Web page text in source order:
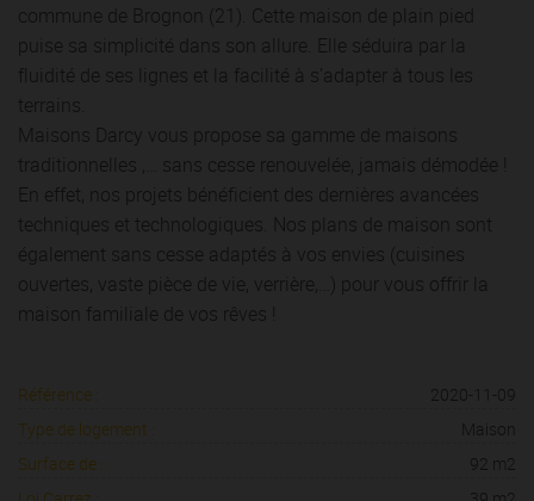
commune de Brognon (21). Cette maison de plain pied
puise sa simplicité dans son allure. Elle séduira par la
fluidité de ses lignes et la facilité à s’adapter à tous les
terrains.
Maisons Darcy vous propose sa gamme de maisons
traditionnelles ,… sans cesse renouvelée, jamais démodée !
En effet, nos projets bénéficient des dernières avancées
techniques et technologiques. Nos plans de maison sont
également sans cesse adaptés à vos envies (cuisines
ouvertes, vaste pièce de vie, verrière,…) pour vous offrir la
maison familiale de vos rêves !
Référence :
2020-11-09
Type de logement :
Maison
Surface de :
92 m2